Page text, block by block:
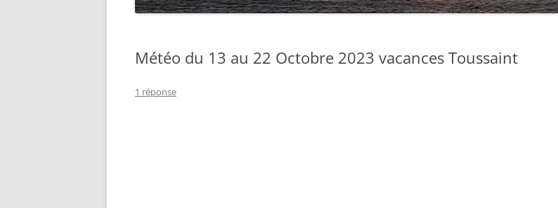
Météo du 13 au 22 Octobre 2023 vacances Toussaint
1 réponse